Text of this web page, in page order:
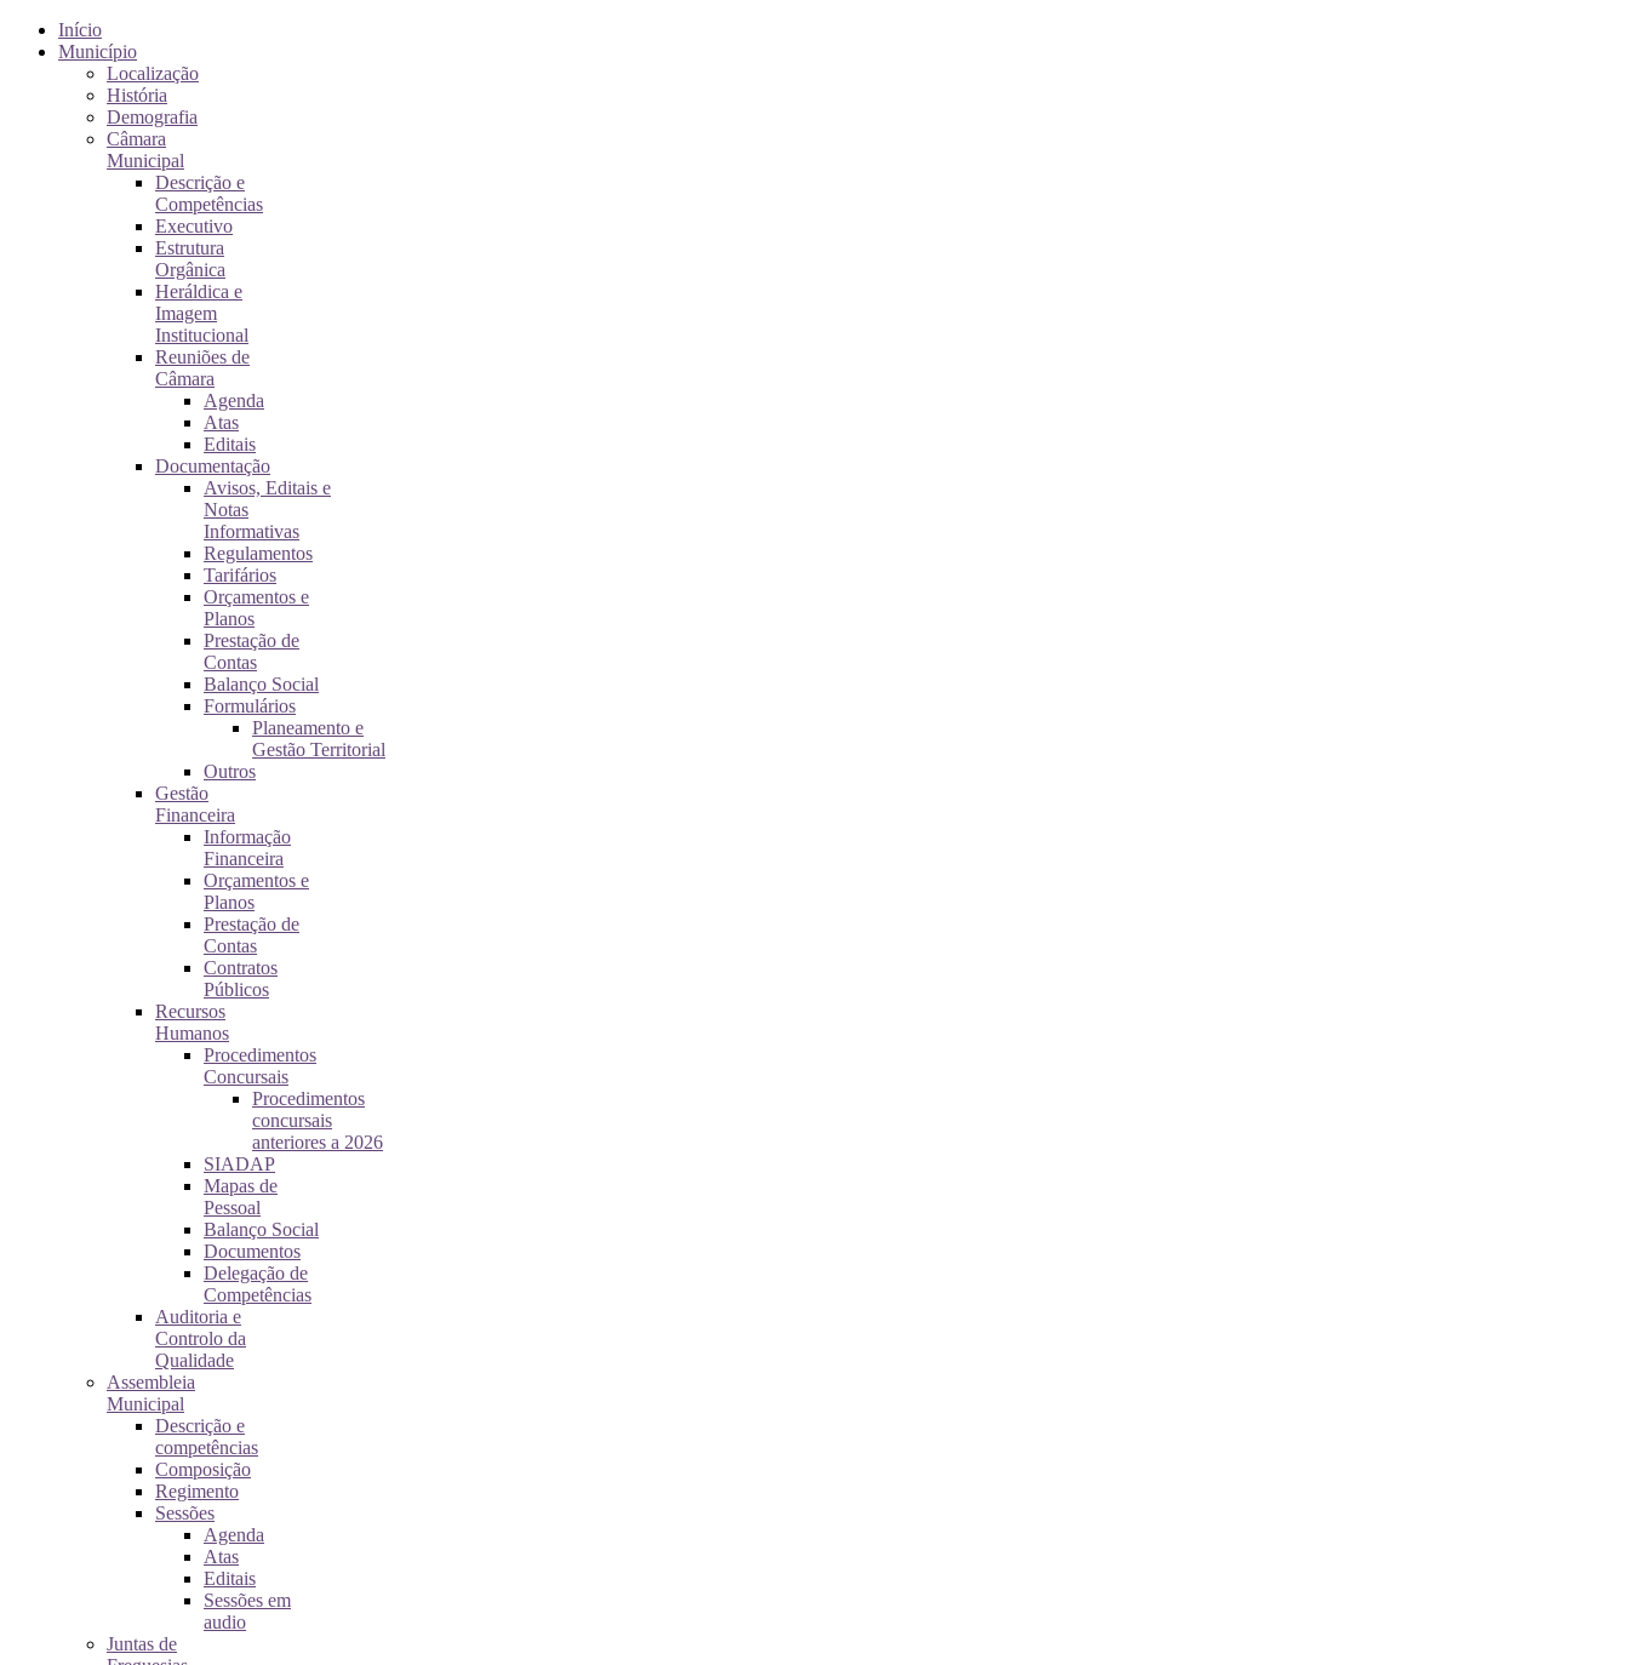
Início
Município
Localização
História
Demografia
Câmara
Municipal
Descrição e
Competências
Executivo
Estrutura
Orgânica
Heráldica e
Imagem
Institucional
Reuniões de
Câmara
Agenda
Atas
Editais
Documentação
Avisos, Editais e
Notas
Informativas
Regulamentos
Tarifários
Orçamentos e
Planos
Prestação de
Contas
Balanço Social
Formulários
Planeamento e
Gestão Territorial
Outros
Gestão
Financeira
Informação
Financeira
Orçamentos e
Planos
Prestação de
Contas
Contratos
Públicos
Recursos
Humanos
Procedimentos
Concursais
Procedimentos
concursais
anteriores a 2026
SIADAP
Mapas de
Pessoal
Balanço Social
Documentos
Delegação de
Competências
Auditoria e
Controlo da
Qualidade
Assembleia
Municipal
Descrição e
competências
Composição
Regimento
Sessões
Agenda
Atas
Editais
Sessões em
audio
Juntas de